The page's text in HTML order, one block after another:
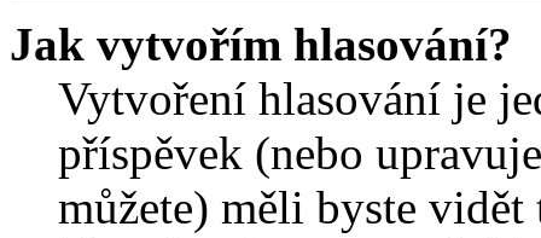
Jak vytvořím hlasování?
Vytvoření hlasování je
příspěvek (nebo
můžete) měli byste